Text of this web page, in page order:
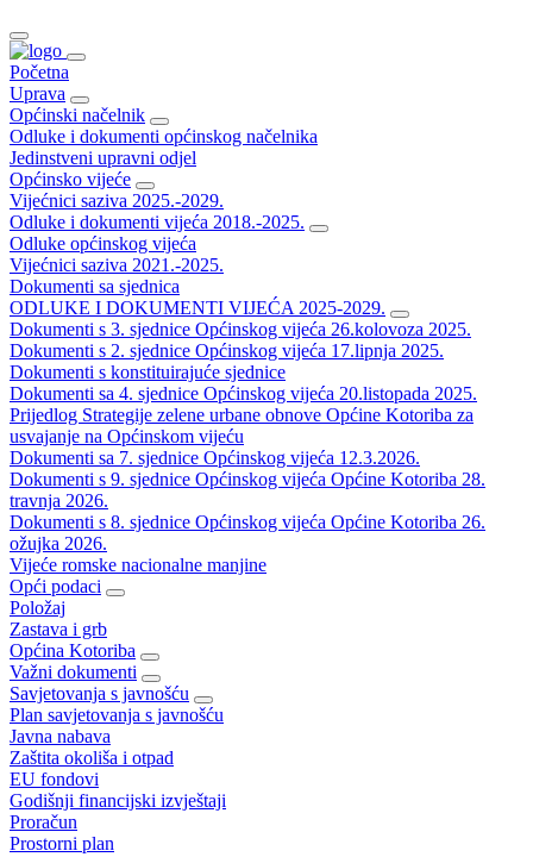
Početna
Uprava
Općinski načelnik
Odluke i dokumenti općinskog načelnika
Jedinstveni upravni odjel
Općinsko vijeće
Vijećnici saziva 2025.-2029.
Odluke i dokumenti vijeća 2018.-2025.
Odluke općinskog vijeća
Vijećnici saziva 2021.-2025.
Dokumenti sa sjednica
ODLUKE I DOKUMENTI VIJEĆA 2025-2029.
Dokumenti s 3. sjednice Općinskog vijeća 26.kolovoza 2025.
Dokumenti s 2. sjednice Općinskog vijeća 17.lipnja 2025.
Dokumenti s konstituirajuće sjednice
Dokumenti sa 4. sjednice Općinskog vijeća 20.listopada 2025.
Prijedlog Strategije zelene urbane obnove Općine Kotoriba za
usvajanje na Općinskom vijeću
Dokumenti sa 7. sjednice Općinskog vijeća 12.3.2026.
Dokumenti s 9. sjednice Općinskog vijeća Općine Kotoriba 28.
travnja 2026.
Dokumenti s 8. sjednice Općinskog vijeća Općine Kotoriba 26.
ožujka 2026.
Vijeće romske nacionalne manjine
Opći podaci
Položaj
Zastava i grb
Općina Kotoriba
Važni dokumenti
Savjetovanja s javnošću
Plan savjetovanja s javnošću
Javna nabava
Zaštita okoliša i otpad
EU fondovi
Godišnji financijski izvještaji
Proračun
Prostorni plan